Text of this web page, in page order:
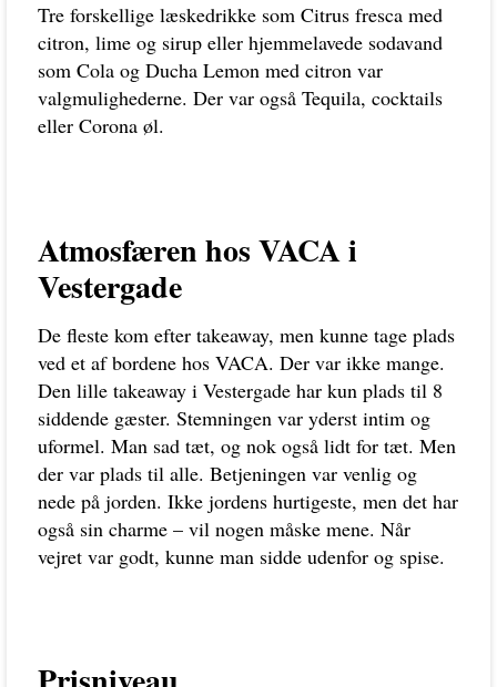
Tre forskellige læskedrikke som Citrus fresca med
citron, lime og sirup eller hjemmelavede sodavand
som Cola og Ducha Lemon med citron var
valgmulighederne. Der var også Tequila, cocktails
eller Corona øl.
Atmosfæren hos VACA i
Vestergade
De fleste kom efter takeaway, men kunne tage plads
ved et af bordene hos VACA. Der var ikke mange.
Den lille takeaway i Vestergade har kun plads til 8
siddende gæster. Stemningen var yderst intim og
uformel. Man sad tæt, og nok også lidt for tæt. Men
der var plads til alle. Betjeningen var venlig og
nede på jorden. Ikke jordens hurtigeste, men det har
også sin charme – vil nogen måske mene. Når
vejret var godt, kunne man sidde udenfor og spise.